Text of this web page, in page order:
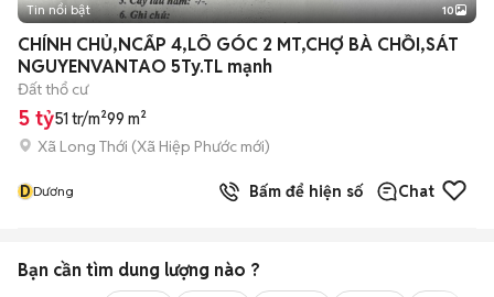
+2
Tin nổi bật 10
CHÍNH CHỦ,NCẤP 4,LÔ GÓC 2 MT,CHỢ BÀ CHỒI,SÁT
NGUYENVANTAO 5Ty.TL mạnh
Đất thổ cư
5 tỷ51 tr/m²99 m²
Xã Long Thới (Xã Hiệp Phước mới)
DDương Bấm để hiện số Chat
Bạn cần tìm dung lượng nào ?